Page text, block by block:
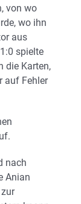
von wo
wo ihn
aus
spielte
die Karten,
auf Fehler
nach
Anian